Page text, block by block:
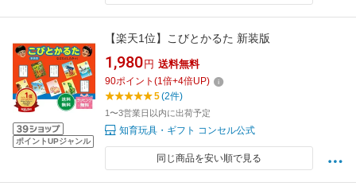
ポイントUPジャンル
【楽天1位】こびとかるた 新装版
1,980 円 送料無料
90ポイント (1倍+4倍UP)
5(2件)
1〜3営業日以内に出荷予定
知育玩具・ギフト コンセル公式
同じ商品を安い順で見る